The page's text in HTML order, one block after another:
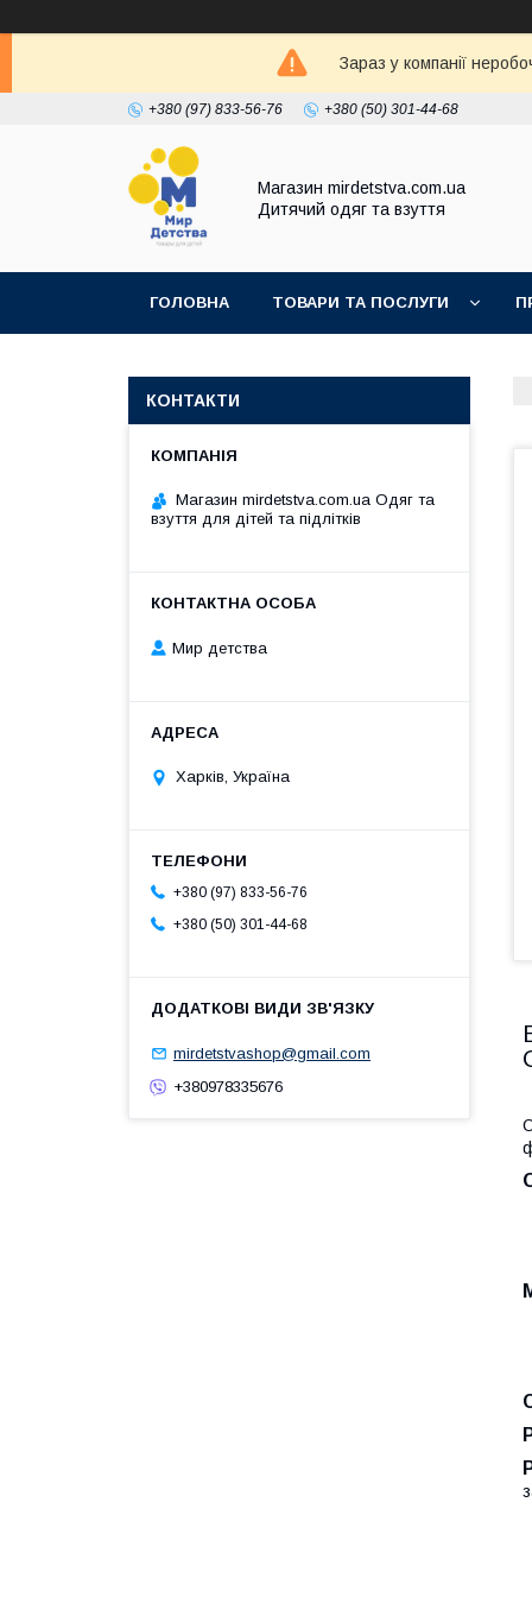
Зараз у компанії
+380 (97) 833-56-76 +380 (50) 301-44-68
Магазин mirdetstva.com.ua
Дитячий одяг та взуття
ГОЛОВНА ТОВАРИ ТА ПОСЛУГИ
КОНТАКТИ
Магазин mirdetstva.com.ua Одяг та
взуття для дітей та підлітків
Мир детства
Харків, Україна
+380 (97) 833-56-76
+380 (50) 301-44-68
mirdetstvashop@gmail.com
+380978335676